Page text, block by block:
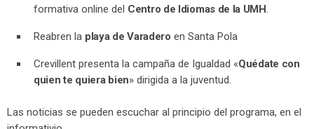
formativa online del Centro de Idiomas de la UMH
Reabren la playa de Varadero en Santa Pola
Crevillent presenta la campaña de Igualdad «Quédate con
quien te quiera bien» dirigida a la juventud.
Las noticias se pueden escuchar al principio del programa, en el